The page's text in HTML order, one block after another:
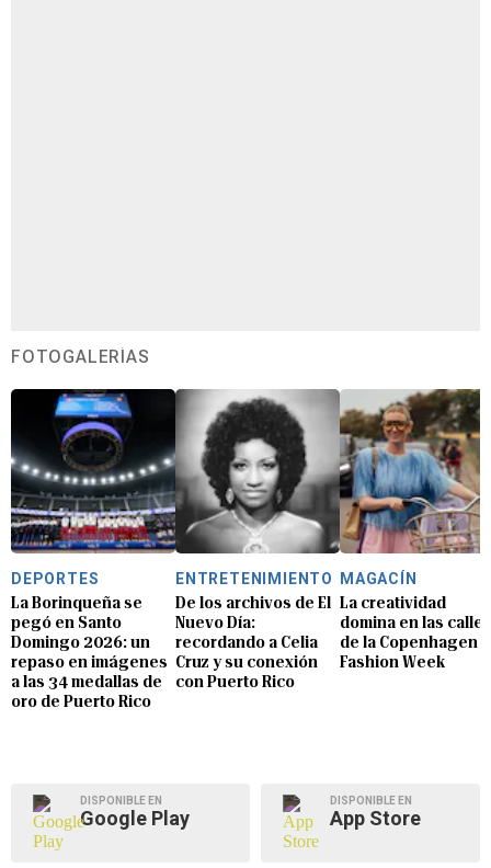
FOTOGALERÍAS
DEPORTES
La Borinqueña se
pegó en Santo
Domingo 2026: un
repaso en imágenes
a las 34 medallas de
oro de Puerto Rico
ENTRETENIMIENTO
De los archivos de El
Nuevo Día:
recordando a Celia
Cruz y su conexión
con Puerto Rico
MAGACÍN
La creatividad
domina en las calles
de la Copenhagen
Fashion Week
DISPONIBLE EN
Google Play
DISPONIBLE EN
App Store